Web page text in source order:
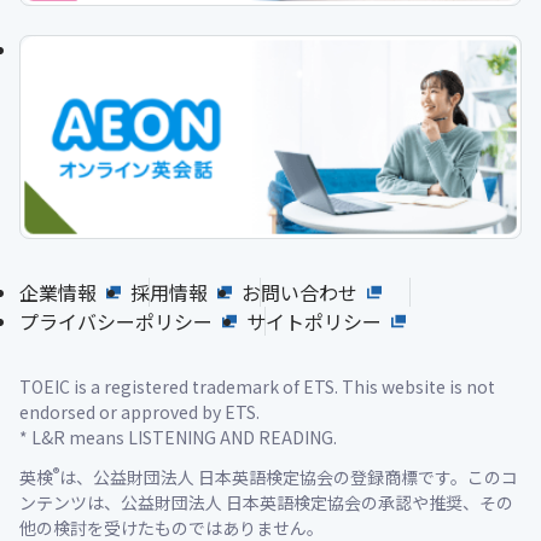
企業情報 採用情報
お問い合わせ
プライバシーポリシー
サイトポリシー
TOEIC is a registered trademark of ETS. This website is not
endorsed or approved by ETS.
* L&R means LISTENING AND READING.
英検®は、公益財団法人 日本英語検定協会の登録商標です。このコ
ンテンツは、公益財団法人 日本英語検定協会の承認や推奨、その
他の検討を受けたものではありません。